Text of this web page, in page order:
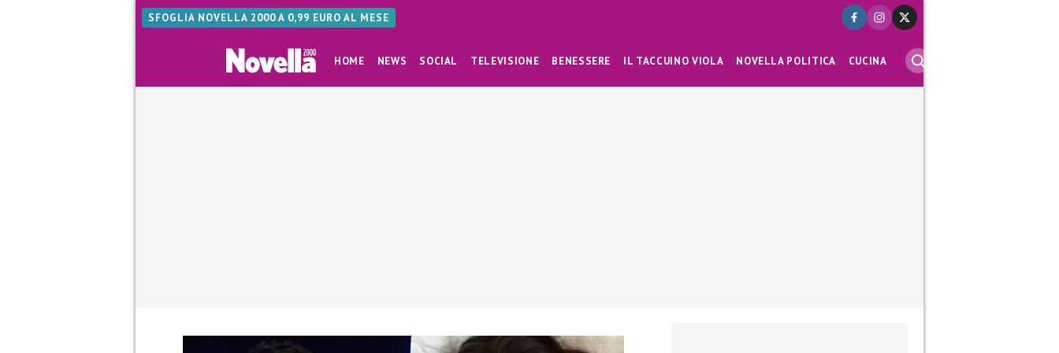
SFOGLIA NOVELLA 2000 A 0,99 EURO AL MESE
HOME NEWS SOCIAL TELEVISIONE BENESSERE IL TACCUINO VIOLA NOVELLA POLITICA CUCINA